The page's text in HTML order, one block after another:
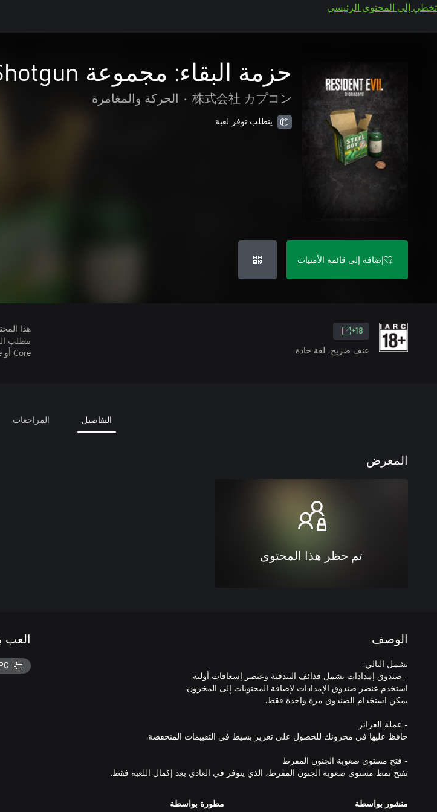
تخطي إلى المحتوى الرئيسي
حزمة البقاء: مجموعة Shotgun
株式会社 カプコン
• الحركة والمغامرة
يتطلب توفر لعبة
إضافة إلى قائمة الأمنيات
18+
عنف صريح، لغة حادة
هذا
Core أو Ultimate، يُباع بشكل منفصل).
التفاصيل المراجعات
المعرض
تم حظر هذا المحتوى
الوصف
تفتح نمط مستوى صعوبة الجنون المفرط، الذي يتوفر في العادي بعد إكمال اللعبة فقط.
منشور بواسطة مطورة بواسطة
العب
PC